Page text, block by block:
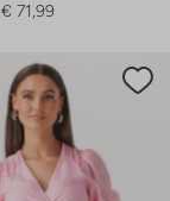
€ 71,99